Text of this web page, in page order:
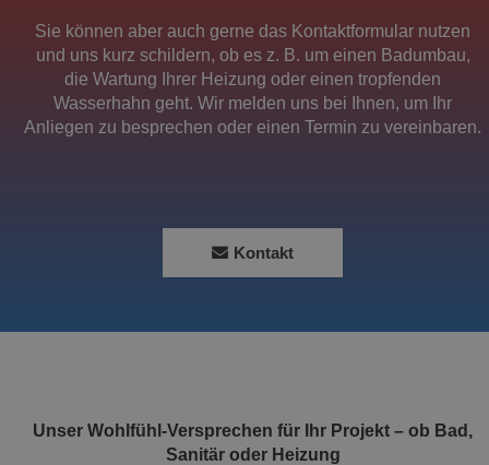
Sie können aber auch gerne das Kontaktformular nutzen
und uns kurz schildern, ob es z. B. um einen Badumbau,
die Wartung Ihrer Heizung oder einen tropfenden
Wasserhahn geht. Wir melden uns bei Ihnen, um Ihr
Anliegen zu besprechen oder einen Termin zu vereinbaren.
Kontakt
Unser Wohlfühl-Versprechen für Ihr Projekt ­­­­– ob Bad,
Sanitär oder Heizung